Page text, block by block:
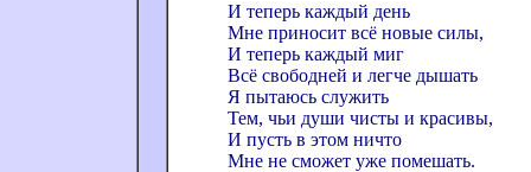
И теперь каждый день
Мне приносит всё новые силы,
И теперь каждый миг
Всё свободней и легче дышать
Я пытаюсь служить
Тем, чьи души чисты и красивы,
И пусть в этом ничто
Мне не сможет уже помешать.